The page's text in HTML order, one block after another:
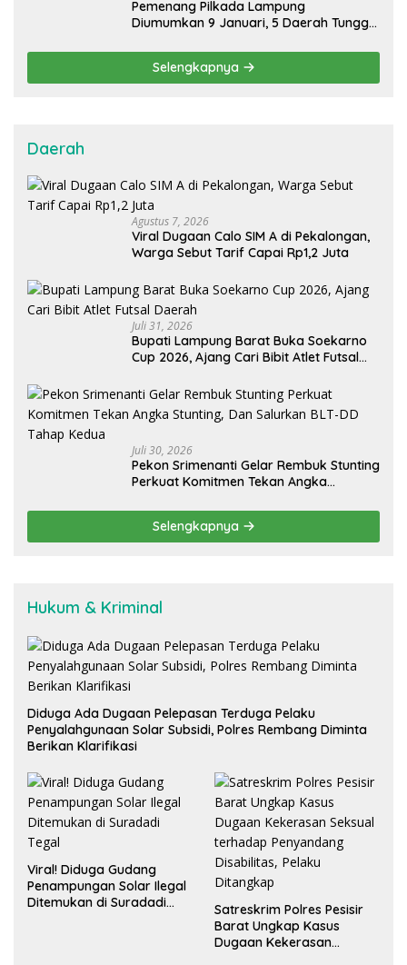
Pemenang Pilkada Lampung
Diumumkan 9 Januari, 5 Daerah Tunggu
Selengkapnya
Daerah
Agustus 7, 2026
Viral Dugaan Calo SIM A di Pekalongan,
Warga Sebut Tarif Capai Rp1,2 Juta
Juli 31, 2026
Bupati Lampung Barat Buka Soekarno
Cup 2026, Ajang Cari Bibit Atlet Futsal
Juli 30, 2026
Pekon Srimenanti Gelar Rembuk Stunting
Perkuat Komitmen Tekan Angka
Kedua
Selengkapnya
Hukum & Kriminal
Diduga Ada Dugaan Pelepasan Terduga Pelaku
Penyalahgunaan Solar Subsidi, Polres Rembang Diminta
Berikan Klarifikasi
Viral! Diduga Gudang
Penampungan Solar Ilegal
Ditemukan di Suradadi
Satreskrim Polres Pesisir
Barat Ungkap Kasus
Dugaan Kekerasan